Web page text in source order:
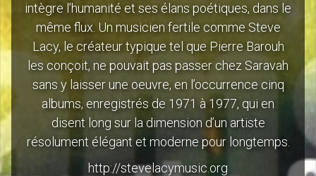
intègre l’humanité et ses élans poétiques, dans le
même flux. Un musicien fertile comme Steve
Lacy, le créateur typique tel que Pierre Barouh
les conçoit, ne pouvait pas passer chez Saravah
sans y laisser une oeuvre, en l’occurrence cinq
albums, enregistrés de 1971 à 1977, qui en
disent long sur la dimension d’un artiste
résolument élégant et moderne pour longtemps.
http://stevelacymusic.org